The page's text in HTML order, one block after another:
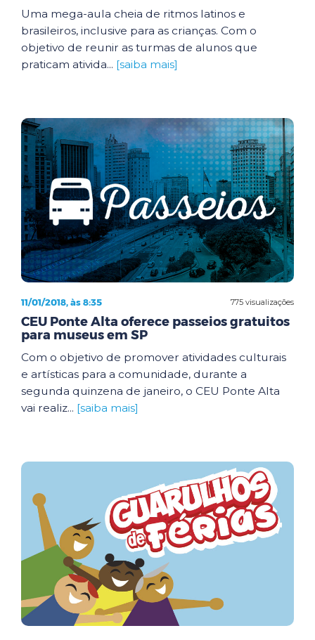
Uma mega-aula cheia de ritmos latinos e
brasileiros, inclusive para as crianças. Com o
objetivo de reunir as turmas de alunos que
praticam ativida... [saiba mais]
775 visualizações
11/01/2018, às 8:35
CEU Ponte Alta oferece passeios gratuitos
para museus em SP
Com o objetivo de promover atividades culturais
e artísticas para a comunidade, durante a
segunda quinzena de janeiro, o CEU Ponte Alta
vai realiz... [saiba mais]